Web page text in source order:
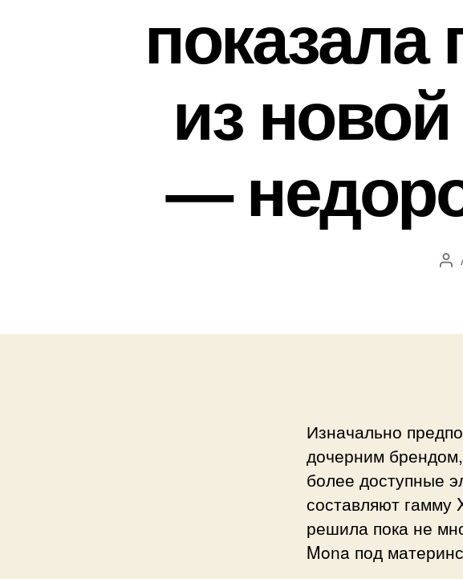
из
—
Изначально
дочерним
более доступные
составляют гамму
решила пока не
Mona под